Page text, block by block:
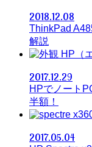
2018.12.08
ThinkPad
解説
HP（
2017.12.29
HPでノート
半額！
2017.05.04